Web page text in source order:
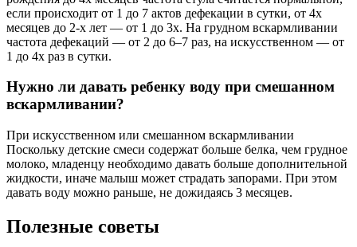
если происходит от 1 до 7 актов дефекации в сутки, от 4х
месяцев до 2-х лет — от 1 до 3х. На грудном вскармливании
частота дефекаций — от 2 до 6–7 раз, на искусственном — от
1 до 4х раз в сутки.
Нужно ли давать ребенку воду при смешанном
вскармливании?
При искусственном или смешанном вскармливании
Поскольку детские смеси содержат больше белка, чем грудное
молоко, младенцу необходимо давать больше дополнительной
жидкости, иначе малыш может страдать запорами. При этом
давать воду можно раньше, не дожидаясь 3 месяцев.
Полезные советы